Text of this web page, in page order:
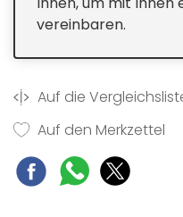
vereinbaren.
Auf die
Auf den Merkzettel